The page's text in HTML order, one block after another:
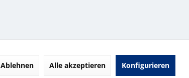
Ablehnen Alle akzeptieren Konfigurieren